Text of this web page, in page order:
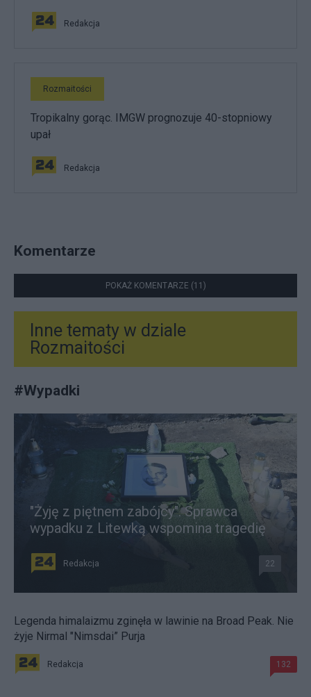
Redakcja
Rozmaitości
Tropikalny gorąc. IMGW prognozuje 40-stopniowy
upał
Redakcja
Komentarze
POKAŻ KOMENTARZE (11)
Inne tematy w dziale
Rozmaitości
#Wypadki
"Żyję z piętnem zabójcy". Sprawca
wypadku z Litewką wspomina tragedię
Redakcja 22
Legenda himalaizmu zginęła w lawinie na Broad Peak. Nie
żyje Nirmal "Nimsdai” Purja
Redakcja 132